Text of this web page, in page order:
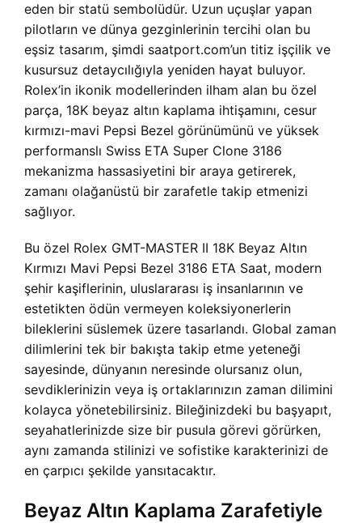
eden bir statü sembolüdür. Uzun uçuşlar yapan
pilotların ve dünya gezginlerinin tercihi olan bu
eşsiz tasarım, şimdi saatport.com’un titiz işçilik ve
kusursuz detaycılığıyla yeniden hayat buluyor.
Rolex’in ikonik modellerinden ilham alan bu özel
parça, 18K beyaz altın kaplama ihtişamını, cesur
kırmızı-mavi Pepsi Bezel görünümünü ve yüksek
performanslı Swiss ETA Super Clone 3186
mekanizma hassasiyetini bir araya getirerek,
zamanı olağanüstü bir zarafetle takip etmenizi
sağlıyor.
Bu özel Rolex GMT-MASTER II 18K Beyaz Altın
Kırmızı Mavi Pepsi Bezel 3186 ETA Saat, modern
şehir kaşiflerinin, uluslararası iş insanlarının ve
estetikten ödün vermeyen koleksiyonerlerin
bileklerini süslemek üzere tasarlandı. Global zaman
dilimlerini tek bir bakışta takip etme yeteneği
sayesinde, dünyanın neresinde olursanız olun,
sevdiklerinizin veya iş ortaklarınızın zaman dilimini
kolayca yönetebilirsiniz. Bileğinizdeki bu başyapıt,
seyahatlerinizde size bir pusula görevi görürken,
aynı zamanda stilinizi ve sofistike karakterinizi de
en çarpıcı şekilde yansıtacaktır.
Beyaz Altın Kaplama Zarafetiyle